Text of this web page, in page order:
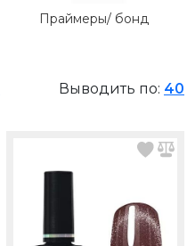
Праймеры/ бонд
Выводить по: 40